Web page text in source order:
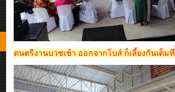
ดนตรีงานบวชเช้า ออกจากโบส์ ก็เลี้ยงกันเต็มที่่